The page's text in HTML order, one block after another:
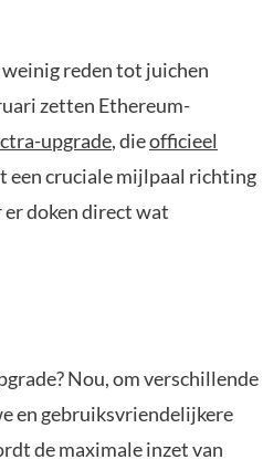
weinig reden tot juichen
zetten Ethereum-
upgrade, dieofficieel
een cruciale mijlpaal richting
doken direct wat
Nou, om verschillende
en gebruiksvriendelijkere
de maximale inzet van